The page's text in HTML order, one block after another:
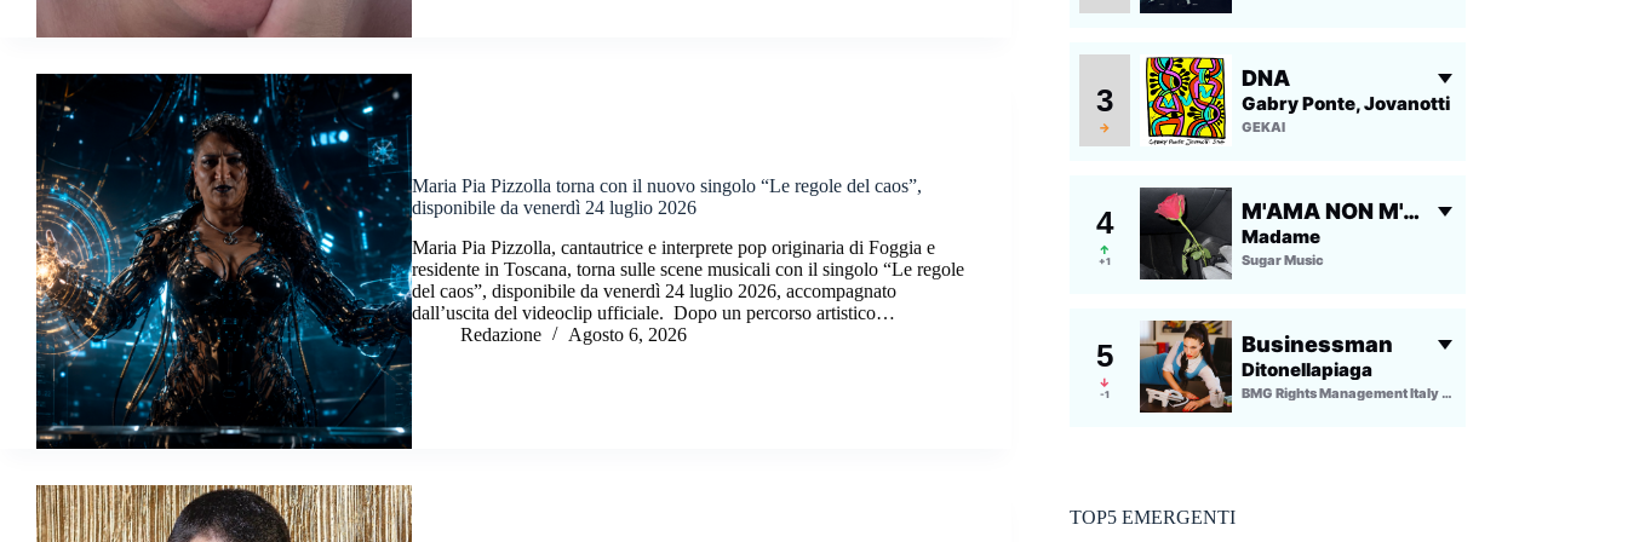
Maria Pia Pizzolla torna con il nuovo singolo “Le regole del caos”,
disponibile da venerdì 24 luglio 2026
Maria Pia Pizzolla, cantautrice e interprete pop originaria di Foggia e
residente in Toscana, torna sulle scene musicali con il singolo “Le regole
del caos”, disponibile da venerdì 24 luglio 2026, accompagnato
dall’uscita del videoclip ufficiale. Dopo un percorso artistico…
Redazione
Agosto 6, 2026
TOP5 EMERGENTI